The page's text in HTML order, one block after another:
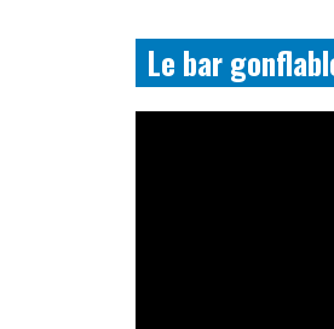
Le bar